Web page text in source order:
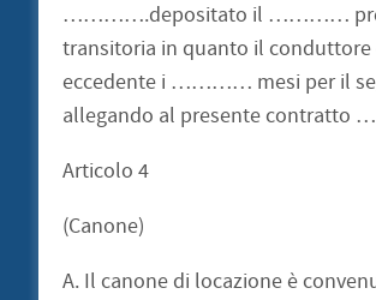
………….depositato il …………
transitoria in quanto il conduttore
eccedente i ………… mesi
allegando al presente
Articolo 4
(Canone)
A. Il canone di locazione è